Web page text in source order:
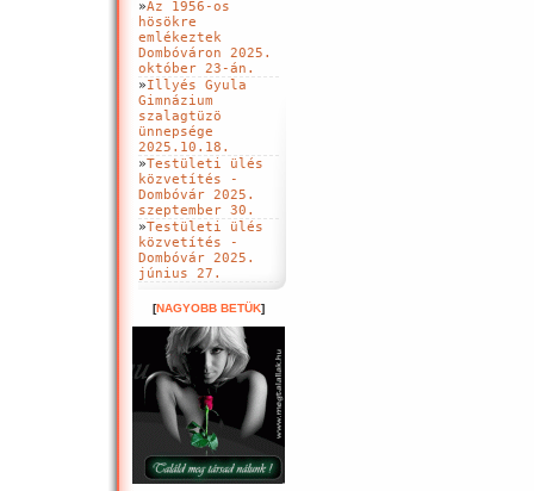
»Az 1956-os
hösökre
emlékeztek
Dombóváron 2025.
október 23-án.
»Illyés Gyula
Gimnázium
szalagtüzö
ünnepsége
2025.10.18.
»Testületi ülés
közvetítés -
Dombóvár 2025.
szeptember 30.
»Testületi ülés
közvetítés -
Dombóvár 2025.
június 27.
[NAGYOBB BETÜK]